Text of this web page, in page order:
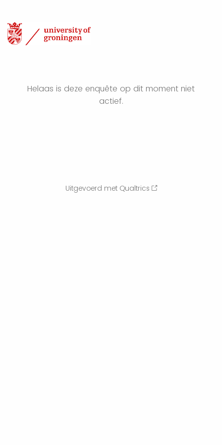
Helaas is deze enquête op dit moment niet
actief.
Uitgevoerd met Qualtrics